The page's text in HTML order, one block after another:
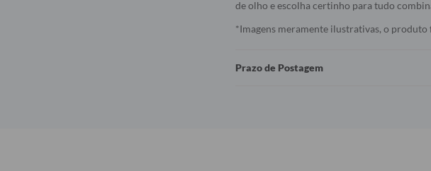
de olho e escolha certinho para tudo
*Imagens meramente ilustrativas, o
Prazo de Postagem